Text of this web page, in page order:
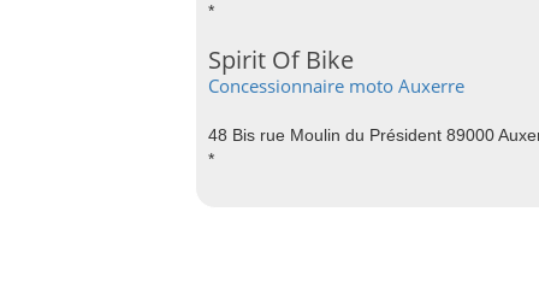
*
Spirit Of Bike
Concessionnaire moto Auxerre
48 Bis rue Moulin du Président 89000
*